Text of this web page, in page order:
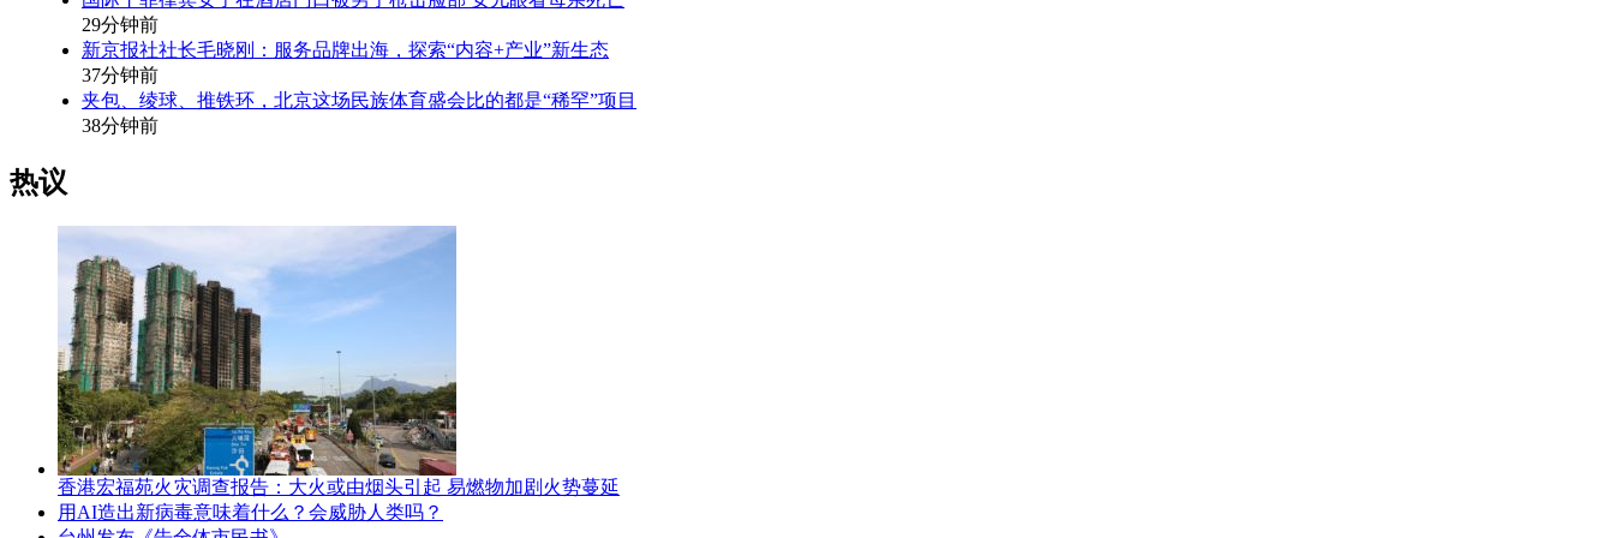
29分钟前
新京报社社长毛晓刚：服务品牌出海，探索“内容+产业”新生态
37分钟前
夹包、绫球、推铁环，北京这场民族体育盛会比的都是“稀罕”项目
38分钟前
热议
香港宏福苑火灾调查报告：大火或由烟头引起 易燃物加剧火势蔓延
用AI造出新病毒意味着什么？会威胁人类吗？